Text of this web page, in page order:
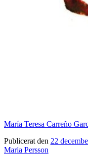
María Teresa Carreño
Publicerat den 22
Maria Persson